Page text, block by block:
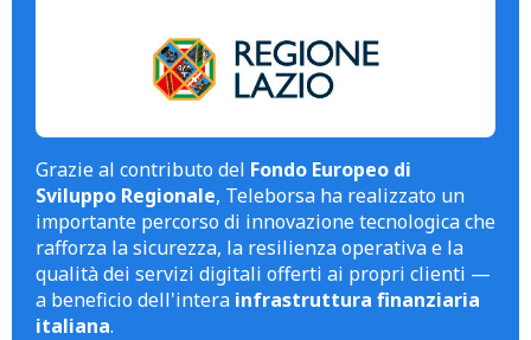
Grazie al contributo del Fondo Europeo di
Sviluppo Regionale, Teleborsa ha realizzato un
importante percorso di innovazione tecnologica che
rafforza la sicurezza, la resilienza operativa e la
qualità dei servizi digitali offerti ai propri clienti —
a beneficio dell'intera infrastruttura finanziaria
italiana.